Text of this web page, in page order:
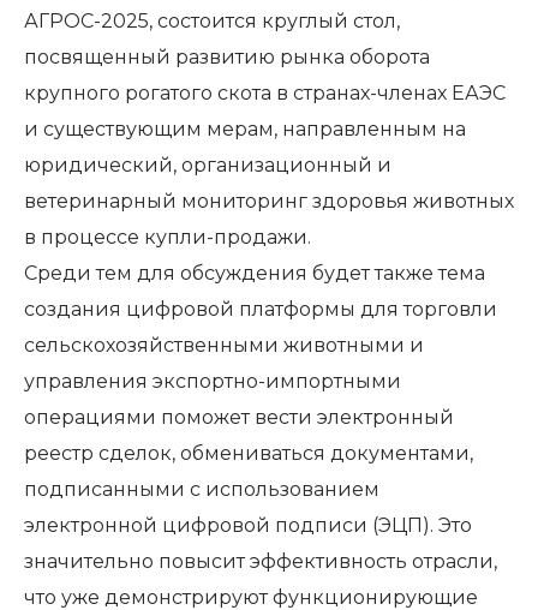
АГРОС-2025, состоится круглый стол,
посвященный развитию рынка оборота
крупного рогатого скота в странах-членах ЕАЭС
и существующим мерам, направленным на
юридический, организационный и
ветеринарный мониторинг здоровья животных
в процессе купли-продажи.
Среди тем для обсуждения будет также тема
создания цифровой платформы для торговли
сельскохозяйственными животными и
управления экспортно-импортными
операциями поможет вести электронный
реестр сделок, обмениваться документами,
подписанными с использованием
электронной цифровой подписи (ЭЦП). Это
значительно повысит эффективность отрасли,
что уже демонстрируют функционирующие